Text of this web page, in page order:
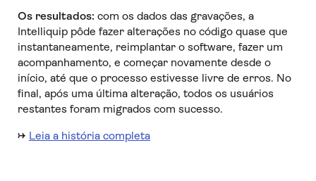
Os resultados: com os dados das gravações, a
Intelliquip pôde fazer alterações no código quase que
instantaneamente, reimplantar o software, fazer um
acompanhamento, e começar novamente desde o
início, até que o processo estivesse livre de erros. No
final, após uma última alteração, todos os usuários
restantes foram migrados com sucesso.
→ Leia a história completa